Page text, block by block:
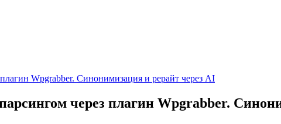
Wpgrabber. Синонимизация и рерайт через AI
через плагин Wpgrabber.